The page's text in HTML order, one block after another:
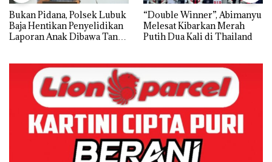
Bukan Pidana, Polsek Lubuk
Baja Hentikan Penyelidikan
Laporan Anak Dibawa Tanpa
“Double Winner”, Abimanyu
Melesat Kibarkan Merah
Putih Dua Kali di Thailand